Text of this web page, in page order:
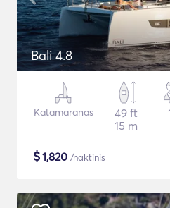
Bali 4.8
Katamaranas
49 ft
15 m
$1,820 /naktinis